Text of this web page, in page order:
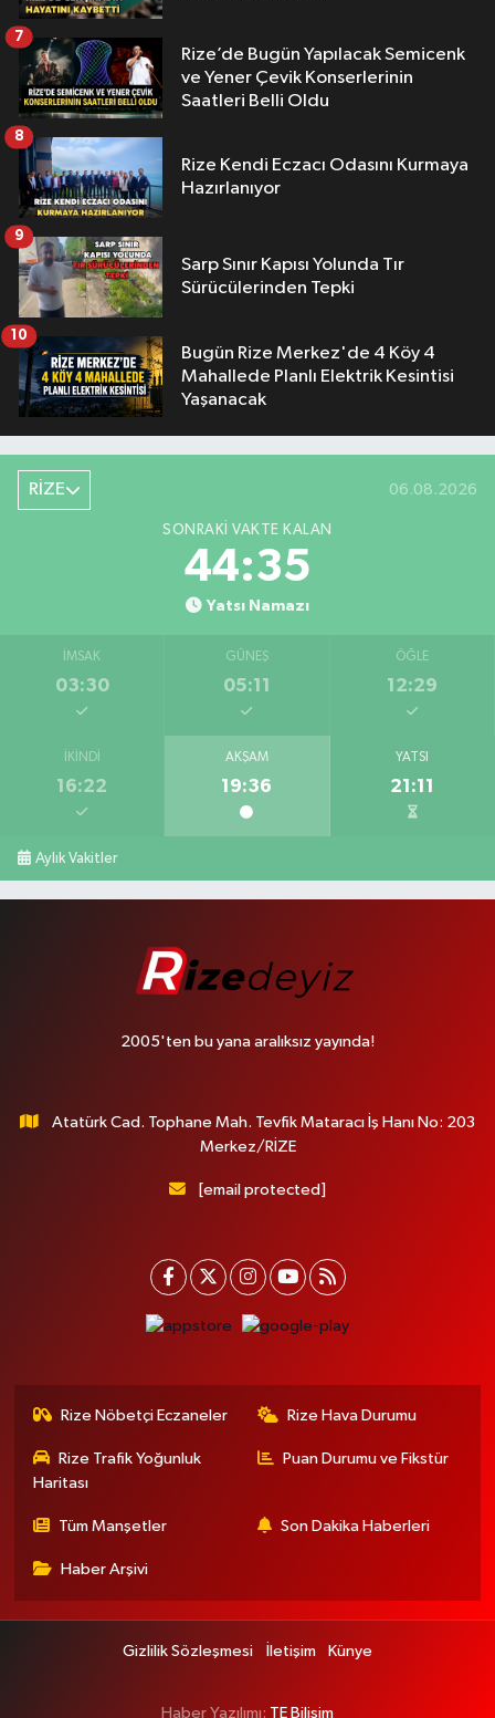
Rize’de Bugün Yapılacak Semicenk
ve Yener Çevik Konserlerinin
Saatleri Belli Oldu
7
Rize Kendi Eczacı Odasını Kurmaya
Hazırlanıyor
8
Sarp Sınır Kapısı Yolunda Tır
Sürücülerinden Tepki
9
Bugün Rize Merkez'de 4 Köy 4
Mahallede Planlı Elektrik Kesintisi
Yaşanacak
10
RİZE 06.08.2026
SONRAKI VAKTE KALAN
44:34
Yatsı Namazı
İMSAK
03:30
GÜNEŞ
05:11
ÖĞLE
12:29
İKINDI
16:22
AKŞAM
19:36
YATSI
21:11
Aylık Vakitler
2005'ten bu yana aralıksız yayında!
Atatürk Cad. Tophane Mah. Tevfik Mataracı İş Hanı No: 203
Merkez/RİZE
[email protected]
Rize Nöbetçi Eczaneler Rize Hava Durumu
Rize Trafik Yoğunluk
Haritası
Puan Durumu ve Fikstür
Tüm Manşetler Son Dakika Haberleri
Haber Arşivi
Gizlilik Sözleşmesi İletişim Künye
Haber Yazılımı: TE Bilişim